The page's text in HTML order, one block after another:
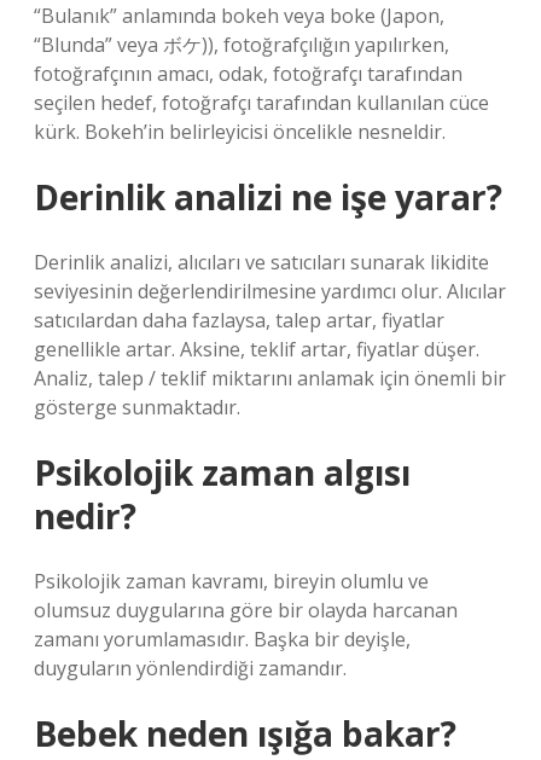
“Bulanık” anlamında bokeh veya boke (Japon,
“Blunda” veya ボケ)), fotoğrafçılığın yapılırken,
fotoğrafçının amacı, odak, fotoğrafçı tarafından
seçilen hedef, fotoğrafçı tarafından kullanılan cüce
kürk. Bokeh’in belirleyicisi öncelikle nesneldir.
Derinlik analizi ne işe yarar?
Derinlik analizi, alıcıları ve satıcıları sunarak likidite
seviyesinin değerlendirilmesine yardımcı olur. Alıcılar
satıcılardan daha fazlaysa, talep artar, fiyatlar
genellikle artar. Aksine, teklif artar, fiyatlar düşer.
Analiz, talep / teklif miktarını anlamak için önemli bir
gösterge sunmaktadır.
Psikolojik zaman algısı
nedir?
Psikolojik zaman kavramı, bireyin olumlu ve
olumsuz duygularına göre bir olayda harcanan
zamanı yorumlamasıdır. Başka bir deyişle,
duyguların yönlendirdiği zamandır.
Bebek neden ışığa bakar?